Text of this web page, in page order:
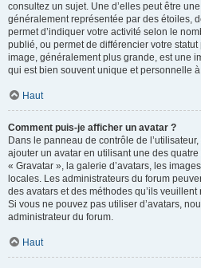
consultez un sujet. Une d’elles peut être
généralement représentée par des étoiles,
permet d’indiquer votre activité selon le
publié, ou permet de différencier votre statut
image, généralement plus grande, est une
qui est bien souvent unique et personnelle
Haut
Comment puis-je afficher un avatar ?
Dans le panneau de contrôle de
ajouter un avatar en utilisant une des
« Gravatar », la galerie d’avatars, les
locales. Les administrateurs du forum
des avatars et des méthodes qu’ils
Si vous ne pouvez pas utiliser d’avatars,
administrateur du forum.
Haut